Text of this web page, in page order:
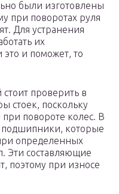
были изготовлены
при поворотах руля
Для устранения
их
и поможет, то
проверить в
стоек, поскольку
повороте колес. В
подшипники, которые
определенных
Эти составляющие
поэтому при износе